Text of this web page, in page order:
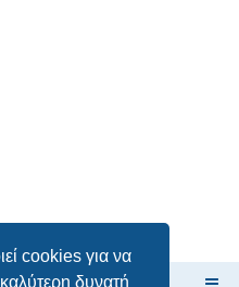
cookies για να
δυνατή